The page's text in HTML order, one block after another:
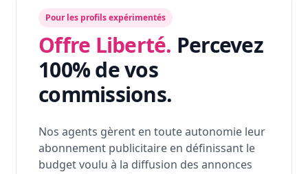
Pour les profils expérimentés
Offre Liberté. Percevez
100% de vos
commissions.
Nos agents gèrent en toute autonomie leur
abonnement publicitaire en définissant le
budget voulu à la diffusion des annonces